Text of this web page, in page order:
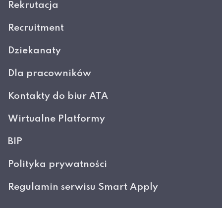
Rekrutacja
Recruitment
Dziekanaty
Dla pracowników
Kontakty do biur ATA
Wirtualne Platformy
BIP
Polityka prywatności
Regulamin serwisu Smart Apply